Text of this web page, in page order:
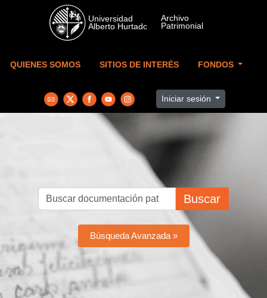
Skip to main content
QUIENES SOMOS SITIOS DE INTERÉS FONDOS
Iniciar sesión
Buscar
Búsqueda Avanzada »